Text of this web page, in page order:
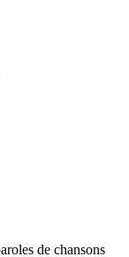
de chansons